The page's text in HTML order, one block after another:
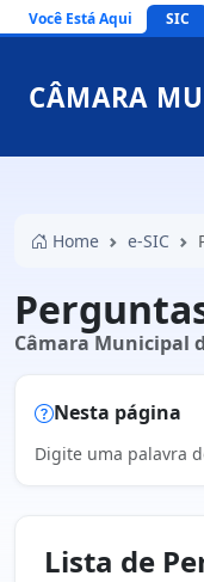
Você Está Aqui SIC
CÂMARA
Home e-SIC
Câmara Municipal
Nesta página
Digite uma palavra
Lista de